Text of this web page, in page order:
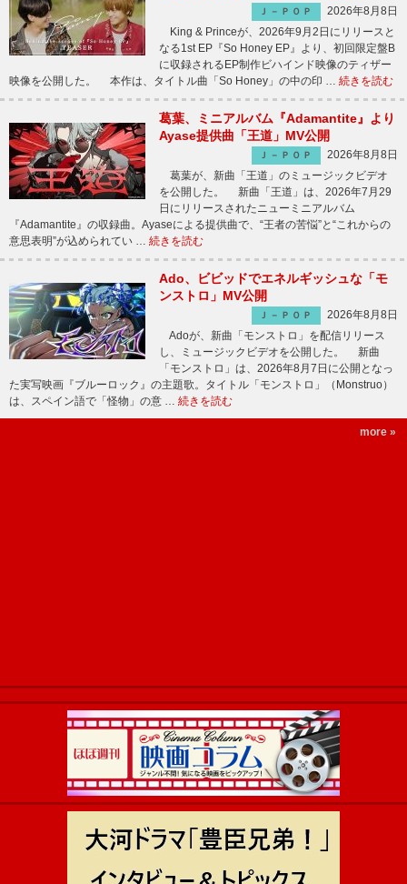
Ｊ－ＰＯＰ
2026年8月8日
King & Princeが、2026年9月2日にリリースと
なる1st EP『So Honey EP』より、初回限定盤B
に収録されるEP制作ビハインド映像のティザー
映像を公開した。 本作は、タイトル曲「So Honey」の中の印 … 続きを読む
葛葉、ミニアルバム『Adamantite』より
Ayase提供曲「王道」MV公開
Ｊ－ＰＯＰ
2026年8月8日
葛葉が、新曲「王道」のミュージックビデオ
を公開した。 新曲「王道」は、2026年7月29
日にリリースされたニューミニアルバム
『Adamantite』の収録曲。Ayaseによる提供曲で、“王者の苦悩”と“これからの
意思表明”が込められてい … 続きを読む
Ado、ビビッドでエネルギッシュな「モ
ンストロ」MV公開
Ｊ－ＰＯＰ
2026年8月8日
Adoが、新曲「モンストロ」を配信リリース
し、ミュージックビデオを公開した。 新曲
「モンストロ」は、2026年8月7日に公開となっ
た実写映画『ブルーロック』の主題歌。タイトル「モンストロ」（Monstruo）
は、スペイン語で「怪物」の意 … 続きを読む
more »